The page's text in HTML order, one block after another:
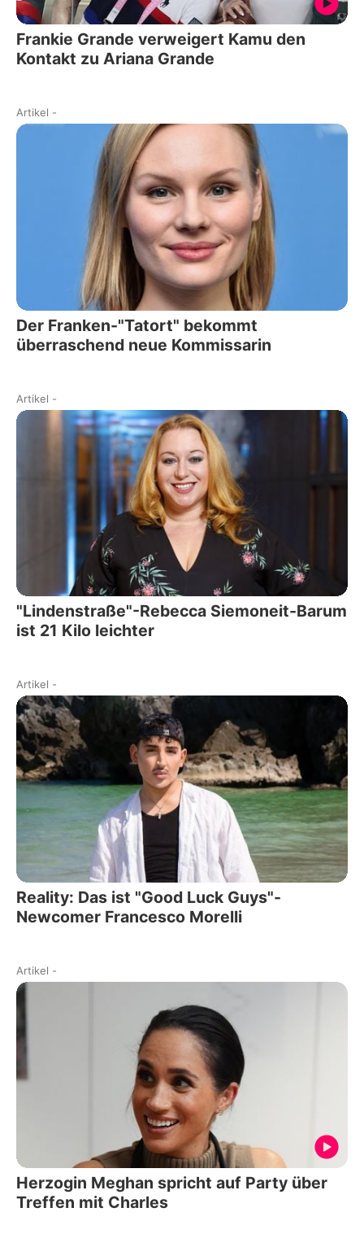
Frankie Grande verweigert Kamu den
Kontakt zu Ariana Grande
Artikel -
Der Franken-"Tatort" bekommt
überraschend neue Kommissarin
Artikel -
"Lindenstraße"-Rebecca Siemoneit-Barum
ist 21 Kilo leichter
Artikel -
Reality: Das ist "Good Luck Guys"-
Newcomer Francesco Morelli
Artikel -
Herzogin Meghan spricht auf Party über
Treffen mit Charles